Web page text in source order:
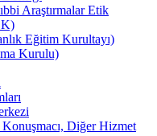
Araştırmalar Etik
Eğitim Kurultayı)
Kurulu)
Konuşmacı, Diğer Hizmet